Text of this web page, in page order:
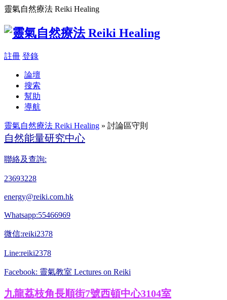
靈氣自然療法 Reiki Healing
註冊 登錄
論壇
搜索
幫助
導航
靈氣自然療法 Reiki Healing » 討論區守則
自然能量研究中心
聯絡及查詢:
23693228
energy@reiki.com.hk
Whatsapp:55466969
微信:reiki2378
Line:reiki2378
Facebook: 靈氣教室 Lectures on Reiki
九龍荔枝角長順街7號西頓中心3104室